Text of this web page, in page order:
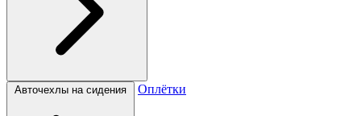
Авточехлы на сидения Оплётки